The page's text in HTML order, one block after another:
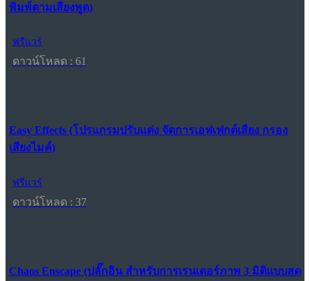
พิมพ์ตามเสียงพูด)
ฟรีแวร์
ดาวน์โหลด : 61
Easy Effects (โปรแกรมปรับแต่ง จัดการเอฟเฟกต์เสียง กรอง
เสียงไมค์)
ฟรีแวร์
ดาวน์โหลด : 37
Chaos Enscape (ปลั๊กอิน สำหรับการเรนเดอร์ภาพ 3 มิติแบบสด